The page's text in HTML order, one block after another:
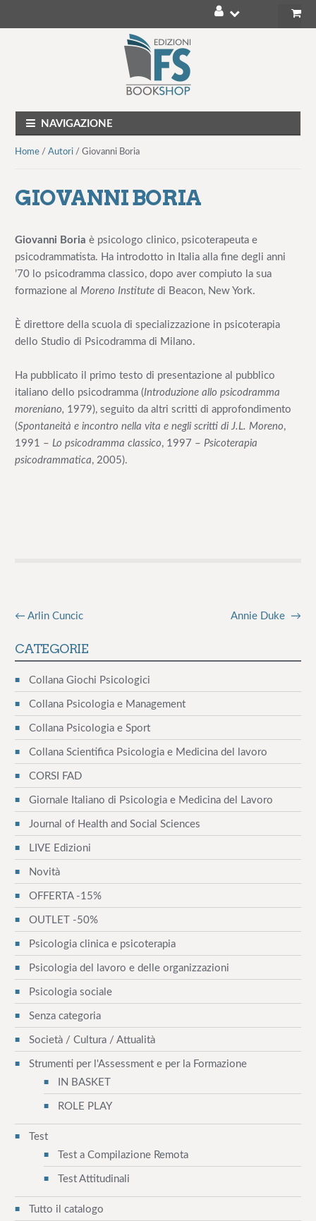
l
v
a
z
o
e
l
e
t
o
NAVIGAZIONE
Home/ Autori/ Giovanni Boria
GIOVANNI BORIA
Giovanni Boria è psicologo clinico, psicoterapeuta e
psicodrammatista. Ha introdotto in Italia alla fine degli anni
’70 lo psicodramma classico, dopo aver compiuto la sua
formazione al Moreno Institutedi Beacon, New York.
È direttore della scuola di specializzazione in psicoterapia
dello Studio di Psicodramma di Milano.
Ha pubblicato il primo testo di presentazione al pubblico
italiano dello psicodramma (Introduzione allo psicodramma
moreniano, 1979), seguito da altri scritti di approfondimento
(Spontaneità e incontro nella vita e negli scritti di J.L. Moreno,
1991 – Lo psicodramma classico, 1997 – Psicoterapia
psicodrammatica, 2005).
N
a
v
i
g
a
z
i
o
n
e
a
r
t
i
c
o
← Arlin Cuncic Annie Duke →
CATEGORIE
Collana Giochi Psicologici
Collana Psicologia e Management
Collana Psicologia e Sport
Collana Scientifica Psicologia e Medicina del lavoro
CORSI FAD
Giornale Italiano di Psicologia e Medicina del Lavoro
Journal of Health and Social Sciences
LIVE Edizioni
Novità
OFFERTA -15%
OUTLET -50%
Psicologia clinica e psicoterapia
Psicologia del lavoro e delle organizzazioni
Psicologia sociale
Senza categoria
Società / Cultura / Attualità
Strumenti per l'Assessment e per la Formazione
IN BASKET
ROLE PLAY
Test
Test a Compilazione Remota
Test Attitudinali
Tutto il catalogo